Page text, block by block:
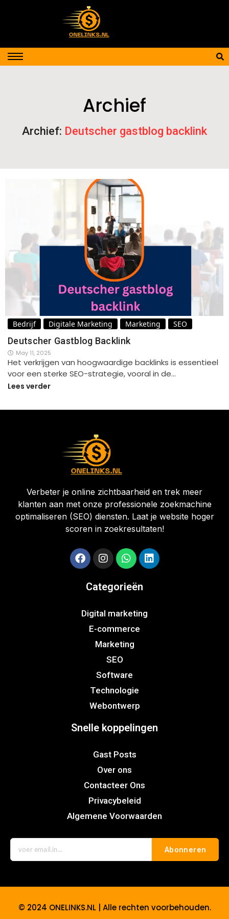
Archief
Archief: Deutscher gastblog backlink
Bedrijf Digitale Marketing Marketing SEO
Deutscher Gastblog Backlink
May 11, 2025
Het verkrijgen van hoogwaardige backlinks is essentieel
voor een sterke SEO-strategie, vooral in de…
Lees verder
Verbeter je online zichtbaarheid en trek meer
klanten aan met onze professionele zoekmachine
optimaliseren (SEO) diensten. Laat je website hoger
scoren in zoekresultaten!
Categorieën
Digital marketing
E-commerce
Marketing
SEO
Software
Technologie
Webontwerp
Snelle koppelingen
Gast Posts
Over ons
Contacteer Ons
Privacybeleid
Algemene Voorwaarden
Abonneren
© 2024 ONELINKS.NL | Alle rechten voorbehouden.